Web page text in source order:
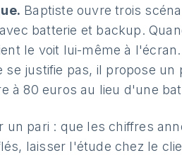
Baptiste ouvre trois
batterie et backup.
le voit lui-même à
se justifie pas, il propose
à 80 euros au lieu d'une
un pari : que les chiffres
laisser l'étude chez le